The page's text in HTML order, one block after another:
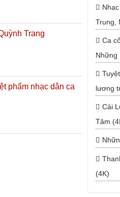
Trang
phẩm nhạc dân ca
Trung,
Ca
Những
lương
Cải
Tâm
(4K)